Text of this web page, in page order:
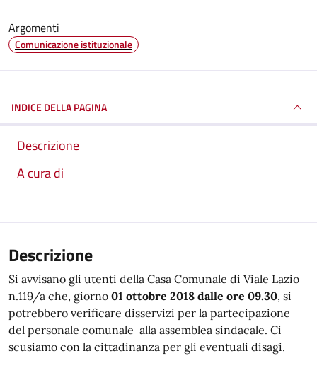
Argomenti
Comunicazione istituzionale
INDICE DELLA PAGINA
Descrizione
A cura di
Descrizione
Si avvisano gli utenti della Casa Comunale di Viale Lazio
n.119/a che, giorno 01 ottobre 2018 dalle ore 09.30, si
potrebbero verificare disservizi per la partecipazione
del personale comunale alla assemblea sindacale. Ci
scusiamo con la cittadinanza per gli eventuali disagi.